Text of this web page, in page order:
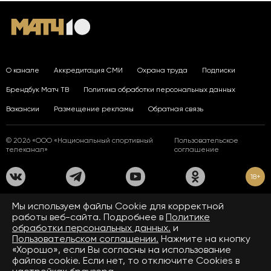
О канале Аккредитация СМИ Охрана труда Подписки
Брендбук Матч ТВ Политика обработки персональных данных
Вакансии Размещение рекламы Обратная связь
© 2026 «ООО «Национальный спортивный
телеканал»
Пользовательское
соглашение
18+
На сайте применяются рекомендательные технологии. Подробнее
Правилах применения рекомендательных технологий.
Средство массовой информации сетевое издание «www.matchtv.ru»
зарегистрировано Федеральной службой по надзору в сфере связи,
информационных технологий и массовых коммуникаций (Роскомнадзор).
Свидетельство о регистрации средства массовой информации ЭЛ № ФС 77 - 72390
от 28.02.2018. Название — www.matchtv.ru.
Учредитель (соучредители) СМИ сетевого издания «www.matchtv.ru»: ООО
Мы используем файлы Сookie для корректной
работы веб-сайта. Подробнее в Политике
обработки персональных данных. и
Пользовательском соглашении. Нажмите на кнопку
«Хорошо», если Вы согласны на использование
файлов cookie. Если нет, то отключите Cookies в